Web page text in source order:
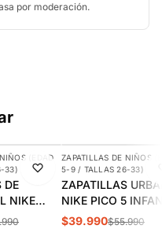
por moderación.
(EDAD
33)
DE
NIKE
D 12 PS
-29%
ZAPATILLAS DE NIÑOS
5-9 / TALLAS 26-33)
ZAPATILLAS
NIKE PICO 5
AR4161-100
$39.990$55.990